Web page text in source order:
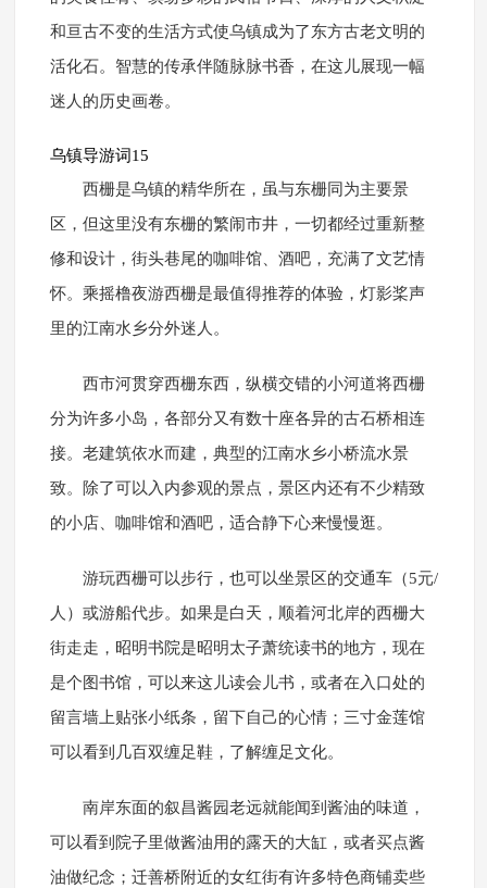
和亘古不变的生活方式使乌镇成为了东方古老文明的
活化石。智慧的传承伴随脉脉书香，在这儿展现一幅
迷人的历史画卷。
乌镇导游词15
西栅是乌镇的精华所在，虽与东栅同为主要景
区，但这里没有东栅的繁闹市井，一切都经过重新整
修和设计，街头巷尾的咖啡馆、酒吧，充满了文艺情
怀。乘摇橹夜游西栅是最值得推荐的体验，灯影桨声
里的江南水乡分外迷人。
西市河贯穿西栅东西，纵横交错的小河道将西栅
分为许多小岛，各部分又有数十座各异的古石桥相连
接。老建筑依水而建，典型的江南水乡小桥流水景
致。除了可以入内参观的景点，景区内还有不少精致
的小店、咖啡馆和酒吧，适合静下心来慢慢逛。
游玩西栅可以步行，也可以坐景区的交通车（5元/
人）或游船代步。如果是白天，顺着河北岸的西栅大
街走走，昭明书院是昭明太子萧统读书的地方，现在
是个图书馆，可以来这儿读会儿书，或者在入口处的
留言墙上贴张小纸条，留下自己的心情；三寸金莲馆
可以看到几百双缠足鞋，了解缠足文化。
南岸东面的叙昌酱园老远就能闻到酱油的味道，
可以看到院子里做酱油用的露天的大缸，或者买点酱
油做纪念；迁善桥附近的女红街有许多特色商铺卖些